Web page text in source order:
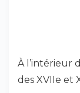
À l’intérieur
des XVIIe et